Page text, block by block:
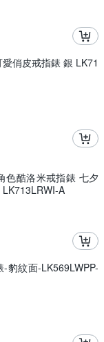
俏皮戒指錶 銀 LK71
色酷洛米戒指錶 七夕
A
豹紋面-LK569LWPP-